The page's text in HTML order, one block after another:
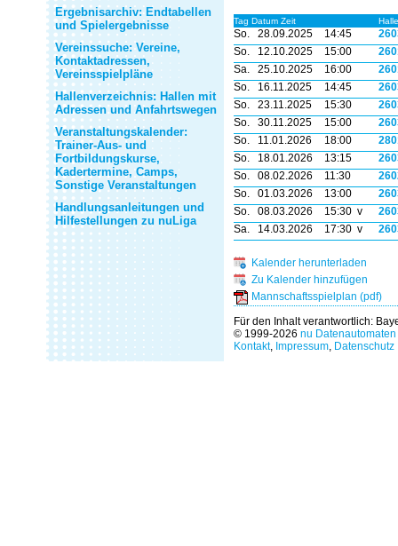
Ergebnisarchiv: Endtabellen
und Spielergebnisse
Vereinssuche: Vereine,
Kontaktadressen,
Vereinsspielpläne
Hallenverzeichnis: Hallen mit
Adressen und Anfahrtswegen
Veranstaltungskalender:
Trainer-Aus- und
Fortbildungskurse,
Kadertermine, Camps,
Sonstige Veranstaltungen
Handlungsanleitungen und
Hilfestellungen zu nuLiga
Tag Datum Zeit Halle
So. 28.09.2025 14:45
So.
12.10.2025 15:00
Sa.
25.10.2025 16:00
So.
16.11.2025 14:45
So.
23.11.2025 15:30
So.
30.11.2025 15:00
So.
11.01.2026 18:00
So.
18.01.2026 13:15
So.
08.02.2026 11:30
So.
01.03.2026 13:00
So.
08.03.2026 15:30 v
Sa.
14.03.2026 17:30 v
Kalender herunterladen
Zu Kalender hinzufügen
Mannschaftsspielplan (pdf)
Für den Inhalt verantwortlich:
© 1999-2026 nu
Kontakt, Impressum, Datenschutz